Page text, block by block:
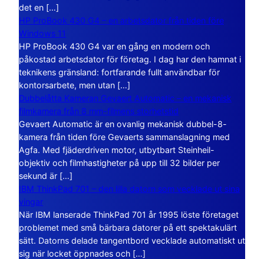
det en […]
HP ProBook 430 G4 – en arbetsdator från tiden före
Windows 11
HP ProBook 430 G4 var en gång en modern och
påkostad arbetsdator för företag. I dag har den hamnat i
teknikens gränsland: fortfarande fullt användbar för
kontorsarbete, men utan […]
Dubbelåtta Kameran Gevaert Automatic – en mekanisk
filmkamera från 8 mm-filmens storhetstid
Gevaert Automatic är en ovanlig mekanisk dubbel-8-
kamera från tiden före Gevaerts sammanslagning med
Agfa. Med fjäderdriven motor, utbytbart Steinheil-
objektiv och filmhastigheter på upp till 32 bilder per
sekund är […]
IBM ThinkPad 701 – den lilla datorn som vecklade ut sina
vingar
När IBM lanserade ThinkPad 701 år 1995 löste företaget
problemet med små bärbara datorer på ett spektakulärt
sätt. Datorns delade tangentbord vecklade automatiskt ut
sig när locket öppnades och […]